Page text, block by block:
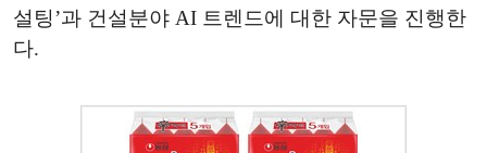
설팅’과 건설분야 AI 트렌드에 대한 자문을 진행한
다.